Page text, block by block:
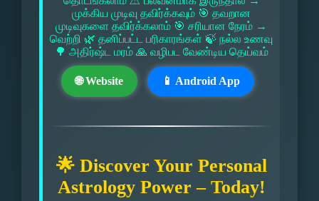
முக்கிய முடிவு தவிர்க்கவும் 🎯 தவறான
முடிவுகளை தவிர்க்கலாம் 🎯 சரியான நேரம் →
வெற்றி 🌿 தனிப்பட்ட பரிகாரங்கள் 🍃 நல்ல உணவு
🌳 அதிர்ஷ்ட மரம் 🙏 வழிபட வேண்டிய தெய்வம்
🌐 Website 📱 Android App
🌟 Discover Your Personal
Astrology Power – Today!